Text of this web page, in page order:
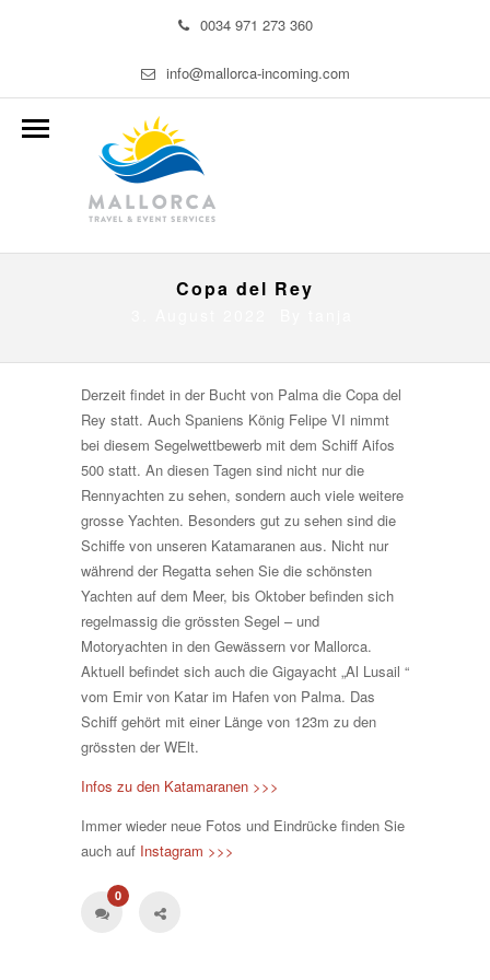
0034 971 273 360
info@mallorca-incoming.com
Copa del Rey
Derzeit findet in der Bucht von Palma die Copa del
Rey statt. Auch Spaniens König Felipe VI nimmt
bei diesem Segelwettbewerb mit dem Schiff Aifos
500 statt. An diesen Tagen sind nicht nur die
Rennyachten zu sehen, sondern auch viele weitere
grosse Yachten. Besonders gut zu sehen sind die
Schiffe von unseren Katamaranen aus. Nicht nur
während der Regatta sehen Sie die schönsten
Yachten auf dem Meer, bis Oktober befinden sich
regelmassig die grössten Segel – und
Motoryachten in den Gewässern vor Mallorca.
Aktuell befindet sich auch die Gigayacht „Al Lusail “
vom Emir von Katar im Hafen von Palma. Das
Schiff gehört mit einer Länge von 123m zu den
grössten der WElt.
Infos zu den Katamaranen >>>
Immer wieder neue Fotos und Eindrücke finden Sie
auch auf Instagram >>>
0